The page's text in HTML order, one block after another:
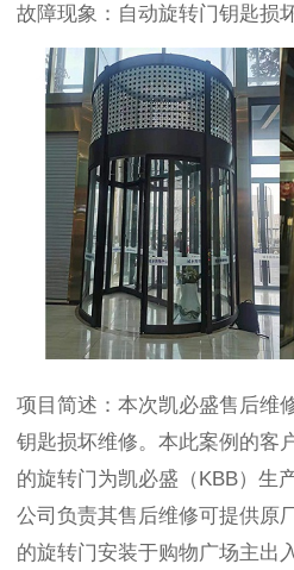
故障现象：自动旋转门钥匙损
项目简述：本次凯必盛售后维
钥匙损坏维修。本此案例的客
的旋转门为凯必盛（KBB）生
公司负责其售后维修可提供原
的旋转门安装于购物广场主出